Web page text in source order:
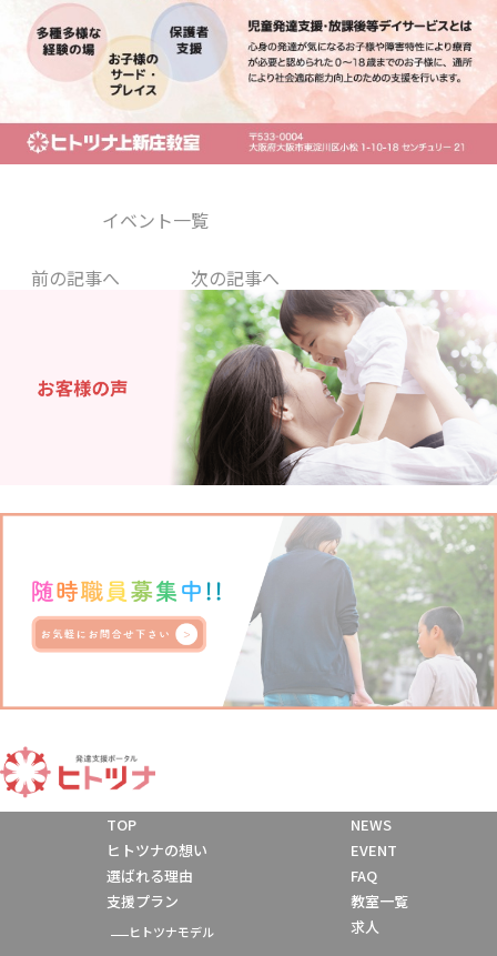
前の記事へ
イベント一覧
次の記事へ
TOP
ヒトツナの想い
選ばれる理由
支援プラン
ヒトツナモデル
NEWS
EVENT
FAQ
教室一覧
求人